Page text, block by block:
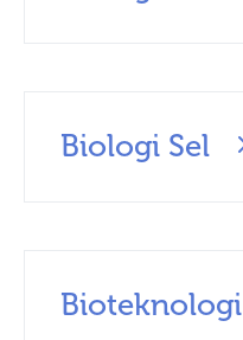
Biologi Sel
Bioteknologi